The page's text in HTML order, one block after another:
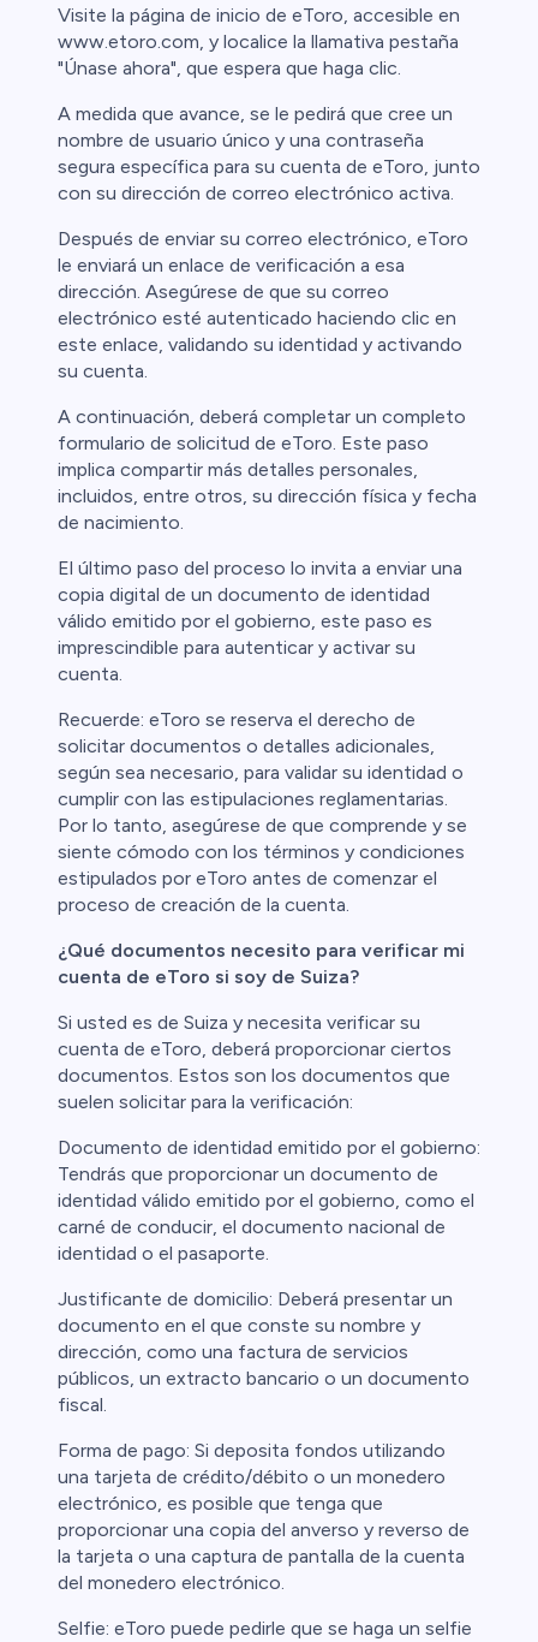
Visite la página de inicio de eToro, accesible en
www.etoro.com, y localice la llamativa pestaña
"Únase ahora", que espera que haga clic.
A medida que avance, se le pedirá que cree un
nombre de usuario único y una contraseña
segura específica para su cuenta de eToro, junto
con su dirección de correo electrónico activa.
Después de enviar su correo electrónico, eToro
le enviará un enlace de verificación a esa
dirección. Asegúrese de que su correo
electrónico esté autenticado haciendo clic en
este enlace, validando su identidad y activando
su cuenta.
A continuación, deberá completar un completo
formulario de solicitud de eToro. Este paso
implica compartir más detalles personales,
incluidos, entre otros, su dirección física y fecha
de nacimiento.
El último paso del proceso lo invita a enviar una
copia digital de un documento de identidad
válido emitido por el gobierno, este paso es
imprescindible para autenticar y activar su
cuenta.
Recuerde: eToro se reserva el derecho de
solicitar documentos o detalles adicionales,
según sea necesario, para validar su identidad o
cumplir con las estipulaciones reglamentarias.
Por lo tanto, asegúrese de que comprende y se
siente cómodo con los términos y condiciones
estipulados por eToro antes de comenzar el
proceso de creación de la cuenta.
¿Qué documentos necesito para verificar mi
cuenta de eToro si soy de Suiza?
Si usted es de Suiza y necesita verificar su
cuenta de eToro, deberá proporcionar ciertos
documentos. Estos son los documentos que
suelen solicitar para la verificación:
Documento de identidad emitido por el gobierno:
Tendrás que proporcionar un documento de
identidad válido emitido por el gobierno, como el
carné de conducir, el documento nacional de
identidad o el pasaporte.
Justificante de domicilio: Deberá presentar un
documento en el que conste su nombre y
dirección, como una factura de servicios
públicos, un extracto bancario o un documento
fiscal.
Forma de pago: Si deposita fondos utilizando
una tarjeta de crédito/débito o un monedero
electrónico, es posible que tenga que
proporcionar una copia del anverso y reverso de
la tarjeta o una captura de pantalla de la cuenta
del monedero electrónico.
Selfie: eToro puede pedirle que se haga un selfie